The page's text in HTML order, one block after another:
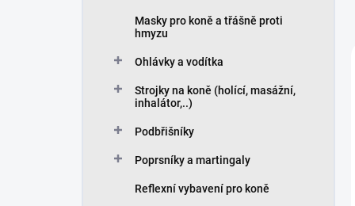
Masky pro koně a třášně proti
hmyzu
Ohlávky a vodítka
Strojky na koně (holící, masážní,
inhalátor,..)
Podbřišníky
Poprsníky a martingaly
Reflexní vybavení pro koně